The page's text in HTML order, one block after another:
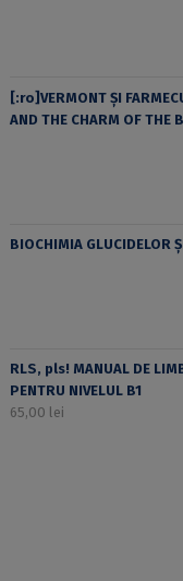
[:ro]VERMONT ȘI
AND THE CHARM OF THE
BIOCHIMIA GLUCIDELOR
RLS, pls! MANUAL DE
PENTRU NIVELUL B1
65,00 lei